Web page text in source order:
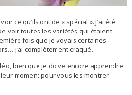
ce qu’ils ont de « spécial ». J’ai été
voir toutes les variétés qui étaient
fois que je voyais certaines
j’ai complètement craqué.
bien que je doive encore apprendre
moment pour vous les montrer